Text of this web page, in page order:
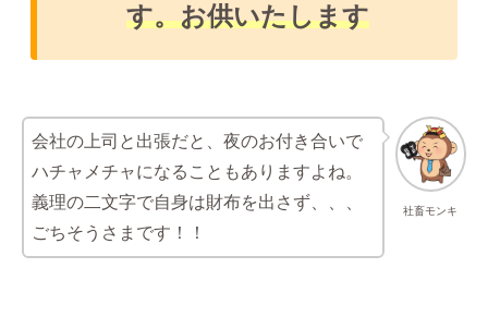
す。お供いたします
社畜モンキ
会社の上司と出張だと、夜のお付き合いで
ハチャメチャになることもありますよね。
義理の二文字で自身は財布を出さず、、、
ごちそうさまです！！